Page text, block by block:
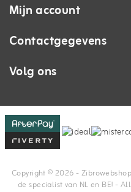
Mijn account
Contactgegevens
Volg ons
Copyright © 2026 -
de specialist van NL en BE! -